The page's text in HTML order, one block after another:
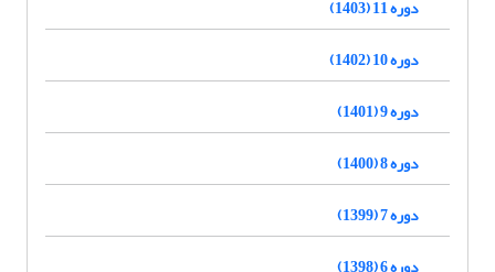
دوره 11 (1403)
دوره 10 (1402)
دوره 9 (1401)
دوره 8 (1400)
دوره 7 (1399)